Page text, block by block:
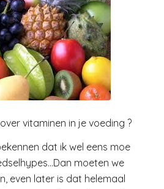
vitaminen in je voeding ?
dat ik wel eens moe
moeten we
even later is dat helemaal